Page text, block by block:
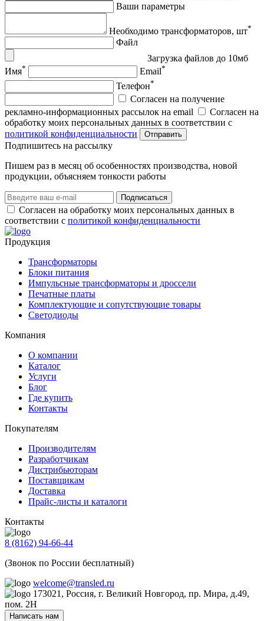
Ваши параметры
Необходимо трансформаторов, шт*
Файл
Загрузка файлов до 10мб
Имя* Email*
Телефон*
Согласен на получение
рекламно-информационных рассылок на email
Согласен на
обработку моих персональных данных в соответствии с
политикой конфиденциальности
Отправить
Подпишитеcь на рассылку
Пишем раз в месяц об особенностях производства, новой
продукции, объясняем тонкости работы
Подписаться
Согласен на обработку моих персональных данных в
соответствии с политикой конфиденциальности
Продукция
Трансформаторы
Блоки питания
Импульсные трансформаторы и дроссели
Печатные платы
Комплектующие и сопутствующие товары
Светодиоды
Компания
О компании
Каталог
Услуги
Блог
Где купить
Контакты
Покупателям
Производителям
Разработчикам
Дистрибьюторам
Поставщикам
Доставка
Прайс-листы и каталоги
Контакты
8 (8162) 94-66-44
(Звонок по России бесплатный)
welcome@transled.ru
173021, Россия, г. Великий Новгород, пр. Мира, д.49,
пом. 2Н
Написать нам